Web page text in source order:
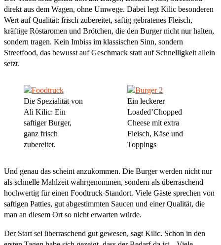
direkt aus dem Wagen, ohne Umwege. Dabei legt Kilic besonderen
Wert auf Qualität: frisch zubereitet, saftig gebratenes Fleisch,
kräftige Röstaromen und Brötchen, die den Burger nicht nur halten,
sondern tragen. Kein Imbiss im klassischen Sinn, sondern
Streetfood, das bewusst auf Geschmack statt auf Schnelligkeit allein
setzt.
Die Spezialität von
Ali Kilic: Ein
saftiger Burger,
ganz frisch
zubereitet.
Ein leckerer
Loaded’Chopped
Cheese mit extra
Fleisch, Käse und
Toppings
Und genau das scheint anzukommen. Die Burger werden nicht nur
als schnelle Mahlzeit wahrgenommen, sondern als überraschend
hochwertig für einen Foodtruck-Standort. Viele Gäste sprechen von
saftigen Patties, gut abgestimmten Saucen und einer Qualität, die
man an diesem Ort so nicht erwarten würde.
Der Start sei überraschend gut gewesen, sagt Kilic. Schon in den